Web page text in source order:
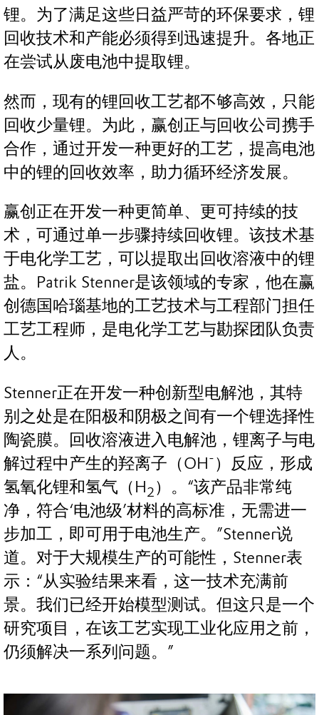
锂。为了满足这些日益严苛的环保要求，锂
回收技术和产能必须得到迅速提升。各地正
在尝试从废电池中提取锂。
然而，现有的锂回收工艺都不够高效，只能
回收少量锂。为此，赢创正与回收公司携手
合作，通过开发一种更好的工艺，提高电池
中的锂的回收效率，助力循环经济发展。
赢创正在开发一种更简单、更可持续的技
术，可通过单一步骤持续回收锂。该技术基
于电化学工艺，可以提取出回收溶液中的锂
盐。Patrik Stenner是该领域的专家，他在赢
创德国哈瑙基地的工艺技术与工程部门担任
工艺工程师，是电化学工艺与勘探团队负责
人。
Stenner正在开发一种创新型电解池，其特
别之处是在阳极和阴极之间有一个锂选择性
陶瓷膜。回收溶液进入电解池，锂离子与电
解过程中产生的羟离子（OH-）反应，形成
氢氧化锂和氢气（H2）。“该产品非常纯
净，符合‘电池级’材料的高标准，无需进一
步加工，即可用于电池生产。”Stenner说
道。对于大规模生产的可能性，Stenner表
示：“从实验结果来看，这一技术充满前
景。我们已经开始模型测试。但这只是一个
研究项目，在该工艺实现工业化应用之前，
仍须解决一系列问题。”